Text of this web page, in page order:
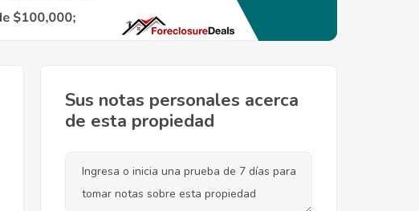
Sus notas personales acerca
de esta propiedad